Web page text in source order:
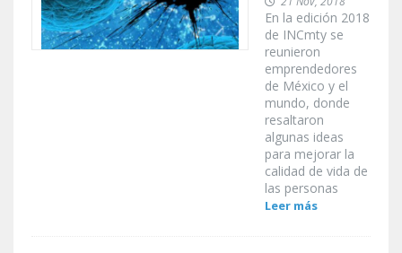
En la edición 2018
de INCmty se
reunieron
emprendedores
de México y el
mundo, donde
resaltaron
algunas ideas
para mejorar la
calidad de vida de
las personas
Leer más